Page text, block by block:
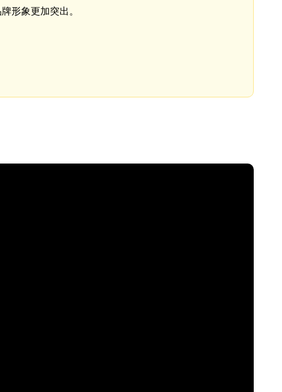
形象更加突出。